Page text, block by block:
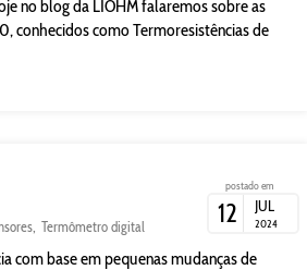
no blog da LIOHM falaremos sobre as
conhecidos como Termoresistências de
postado em
12 JUL
2024
Termômetro digital
com base em pequenas mudanças de